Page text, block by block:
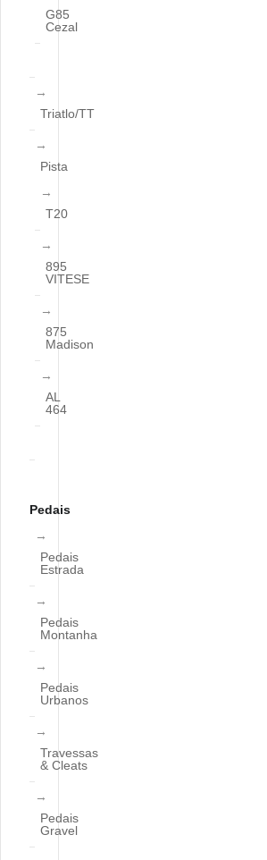
G85
Cezal
Triatlo/TT
Pista
T20
895
VITESE
875
Madison
AL
464
Pedais
Pedais
Estrada
Pedais
Montanha
Pedais
Urbanos
Travessas
& Cleats
Pedais
Gravel